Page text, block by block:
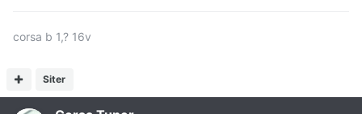
Siter
corsa b 1,? 16v